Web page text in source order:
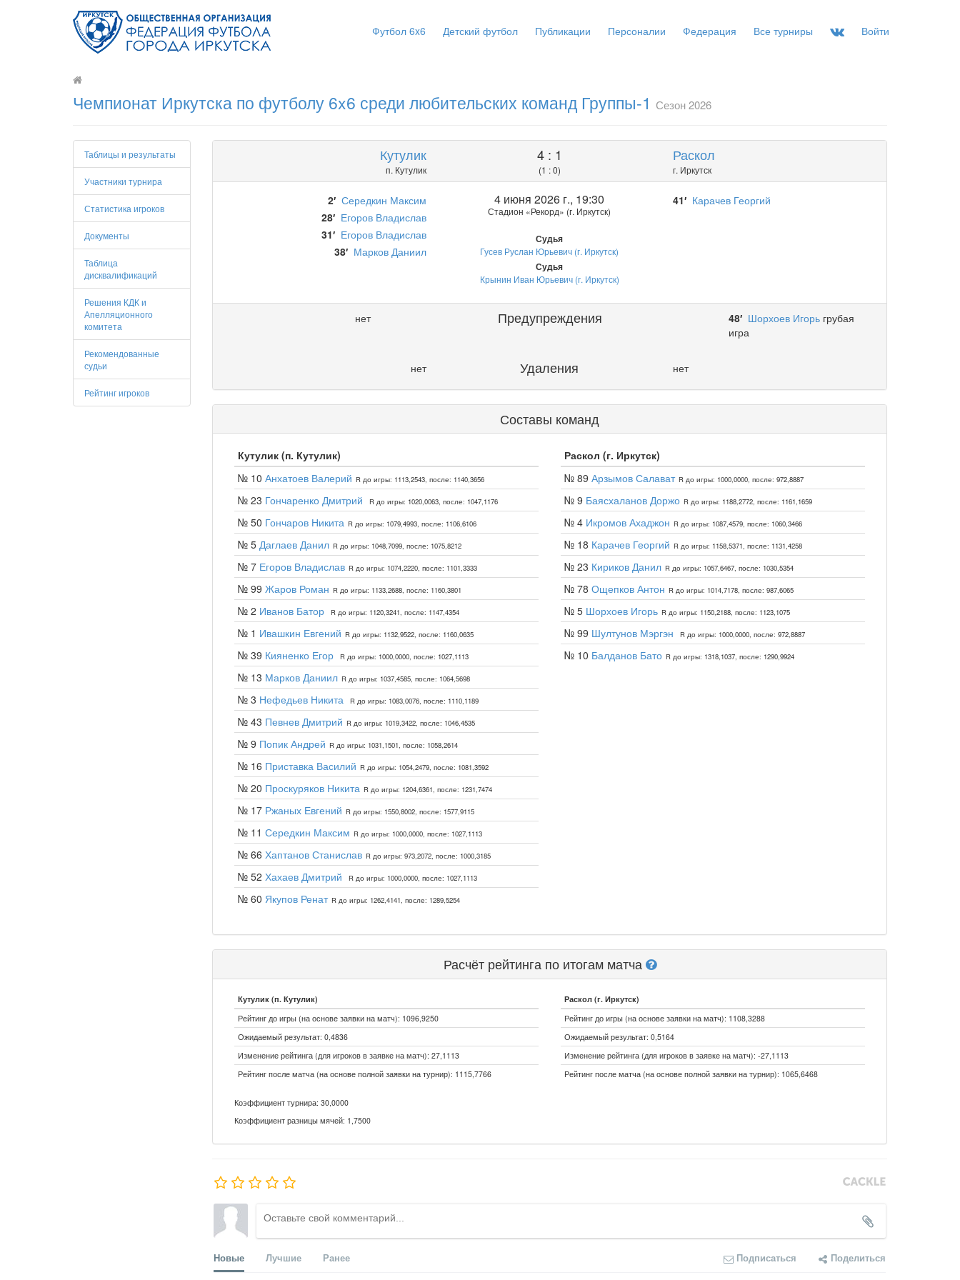
Футбол 6x6 Детский футбол Публикации Персоналии Федерация Все турниры Войти
Чемпионат Иркутска по футболу 6x6 среди любительских команд Группы-1 Сезон 2026
Таблицы и результаты
Участники турнира
Статистика игроков
Документы
Таблица
дисквалификаций
Решения КДК и
Апелляционного
комитета
Рекомендованные
судьи
Рейтинг игроков
Кутулик
п. Кутулик
4 : 1
(1 : 0)
Раскол
г. Иркутск
2′ Середкин Максим
28′ Егоров Владислав
31′ Егоров Владислав
38′ Марков Даниил
4 июня 2026 г., 19:30
Стадион «Рекорд» (г. Иркутск)
Судья
Гусев Руслан Юрьевич (г. Иркутск)
Судья
Крынин Иван Юрьевич (г. Иркутск)
41′ Карачев Георгий
нет Предупреждения 48′ Шорхоев Игорь грубая
игра
нет Удаления нет
Составы команд
Кутулик (п. Кутулик)
№ 10 Анхатоев Валерий R до игры: 1113,2543, после: 1140,3656
№ 23 Гончаренко Дмитрий R до игры: 1020,0063, после: 1047,1176
№ 50 Гончаров Никита R до игры: 1079,4993, после: 1106,6106
№ 5 Даглаев Данил R до игры: 1048,7099, после: 1075,8212
№ 7 Егоров Владислав R до игры: 1074,2220, после: 1101,3333
№ 99 Жаров Роман R до игры: 1133,2688, после: 1160,3801
№ 2 Иванов Батор R до игры: 1120,3241, после: 1147,4354
№ 1 Ивашкин Евгений R до игры: 1132,9522, после: 1160,0635
№ 39 Кияненко Егор R до игры: 1000,0000, после: 1027,1113
№ 13 Марков Даниил R до игры: 1037,4585, после: 1064,5698
№ 3 Нефедьев Никита R до игры: 1083,0076, после: 1110,1189
№ 43 Певнев Дмитрий R до игры: 1019,3422, после: 1046,4535
№ 9 Попик Андрей R до игры: 1031,1501, после: 1058,2614
№ 16 Приставка Василий R до игры: 1054,2479, после: 1081,3592
№ 20 Проскуряков Никита R до игры: 1204,6361, после: 1231,7474
№ 17 Ржаных Евгений R до игры: 1550,8002, после: 1577,9115
№ 11 Середкин Максим R до игры: 1000,0000, после: 1027,1113
№ 66 Хаптанов Станислав R до игры: 973,2072, после: 1000,3185
№ 52 Хахаев Дмитрий R до игры: 1000,0000, после: 1027,1113
№ 60 Якупов Ренат R до игры: 1262,4141, после: 1289,5254
Раскол (г. Иркутск)
№ 89 Арзымов Салават R до игры: 1000,0000, после: 972,8887
№ 9 Баясхаланов Доржо R до игры: 1188,2772, после: 1161,1659
№ 4 Икромов Ахаджон R до игры: 1087,4579, после: 1060,3466
№ 18 Карачев Георгий R до игры: 1158,5371, после: 1131,4258
№ 23 Кириков Данил R до игры: 1057,6467, после: 1030,5354
№ 78 Ощепков Антон R до игры: 1014,7178, после: 987,6065
№ 5 Шорхоев Игорь R до игры: 1150,2188, после: 1123,1075
№ 99 Шултунов Мэргэн R до игры: 1000,0000, после: 972,8887
№ 10 Балданов Бато R до игры: 1318,1037, после: 1290,9924
Расчёт рейтинга по итогам матча
Кутулик (п. Кутулик)
Рейтинг до игры (на основе заявки на матч): 1096,9250
Ожидаемый результат: 0,4836
Изменение рейтинга (для игроков в заявке на матч): 27,1113
Рейтинг после матча (на основе полной заявки на турнир): 1115,7766
Раскол (г. Иркутск)
Рейтинг до игры (на основе заявки на матч): 1108,3288
Ожидаемый результат: 0,5164
Изменение рейтинга (для игроков в заявке на матч): -27,1113
Рейтинг после матча (на основе полной заявки на турнир): 1065,6468
Коэффициент турнира: 30,0000
Коэффициент разницы мячей: 1,7500
Новые Лучшие Ранее Подписаться Поделиться